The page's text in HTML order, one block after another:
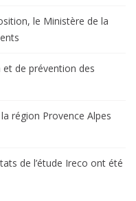
le Ministère de la
et de prévention des
région Provence Alpes
de l’étude Ireco ont été